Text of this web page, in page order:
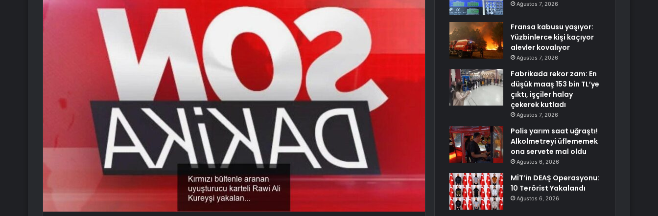
Ağustos 7, 2026
Fransa kabusu yaşıyor:
Yüzbinlerce kişi kaçıyor
alevler kovalıyor
Ağustos 7, 2026
Fabrikada rekor zam: En
düşük maaş 153 bin TL’ye
çıktı, işçiler halay
çekerek kutladı
Ağustos 7, 2026
Polis yarım saat uğraştı!
Alkolmetreyi üflememek
ona servete mal oldu
Ağustos 6, 2026
MİT’in DEAŞ Operasyonu:
10 Terörist Yakalandı
Ağustos 6, 2026